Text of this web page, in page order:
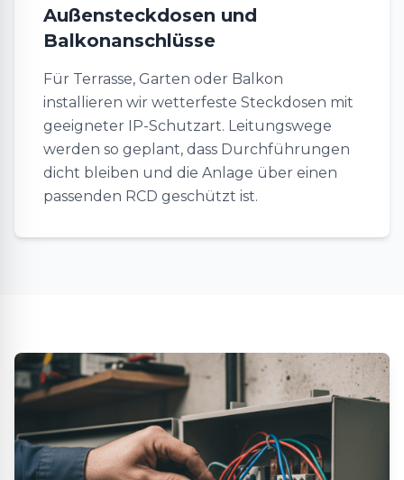
Außensteckdosen und
Balkonanschlüsse
Für Terrasse, Garten oder Balkon
installieren wir wetterfeste Steckdosen mit
geeigneter IP-Schutzart. Leitungswege
werden so geplant, dass Durchführungen
dicht bleiben und die Anlage über einen
passenden RCD geschützt ist.